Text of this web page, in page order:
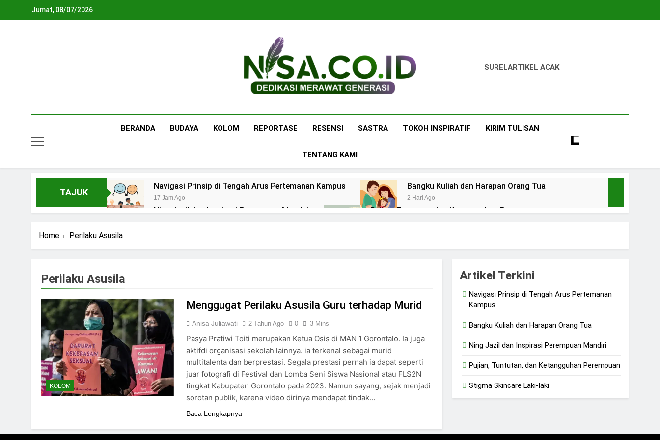
Jumat, 08/07/2026
Nisa.co.id
SURELARTIKEL ACAK
BERANDA BUDAYA KOLOM REPORTASE RESENSI SASTRA TOKOH INSPIRATIF KIRIM TULISAN
TENTANG KAMI
TAJUK
Navigasi Prinsip di Tengah Arus Pertemanan Kampus
17 Jam Ago
Bangku Kuliah dan Harapan Orang Tua
2 Hari Ago
Ning Jazil dan Inspirasi Perempuan Mandiri Pujian, Tuntutan, dan Ketangguhan Perempuan
Standar Kecantikan di Media Sosial Budaya Flexing di Media Sosial
Home Perilaku Asusila
Perilaku Asusila
KOLOM
Menggugat Perilaku Asusila Guru terhadap Murid
Anisa Juliawati 2 Tahun Ago 0 3 Mins
Pasya Pratiwi Toiti merupakan Ketua Osis di MAN 1 Gorontalo. Ia juga
aktifdi organisasi sekolah lainnya. ia terkenal sebagai murid
multitalenta dan berprestasi. Segala prestasi pernah ia dapat seperti
juar fotografi di Festival dan Lomba Seni Siswa Nasional atau FLS2N
tingkat Kabupaten Gorontalo pada 2023. Namun sayang, sejak menjadi
sorotan publik, karena video dirinya mendapat tindak…
Baca Lengkapnya
Artikel Terkini
Navigasi Prinsip di Tengah Arus Pertemanan
Kampus
Bangku Kuliah dan Harapan Orang Tua
Ning Jazil dan Inspirasi Perempuan Mandiri
Pujian, Tuntutan, dan Ketangguhan Perempuan
Stigma Skincare Laki-laki